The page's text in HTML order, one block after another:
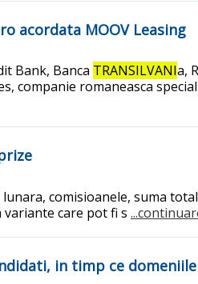
acordata MOOV Leasing
Bank, Banca TRANSILVANIa,
companie romaneasca
comisioanele, suma
variante care pot fi s
in timp ce